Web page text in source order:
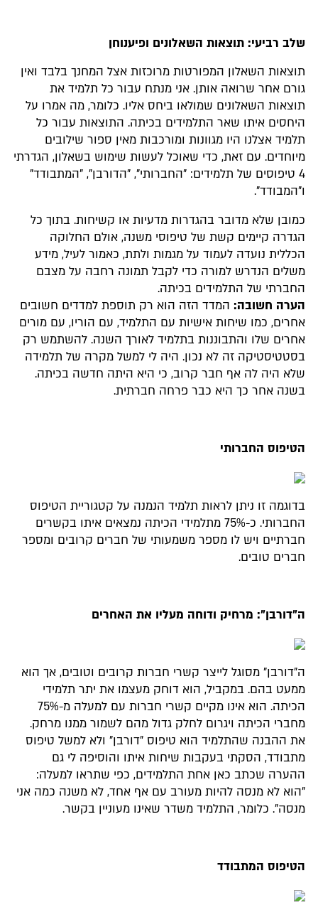
שלב רביעי: תוצאות השאלונים ופיענוחן
תוצאות השאלון המפורטות מרוכזות אצל המחנך בלבד ואין
גורם אחר שרואה אותן. אני מנתח עבור כל תלמיד את
תוצאות השאלונים שמולאו ביחס אליו. כלומר, מה אמרו על
היחסים איתו שאר התלמידים בכיתה. התוצאות עבור כל
תלמיד אצלנו היו מגוונות ומורכבות מאין ספור שילובים
מיוחדים. עם זאת, כדי שאוכל לעשות שימוש בשאלון, הגדרתי
4 טיפוסים של תלמידים: "החברותי", "הדורבן", "המתבודד"
ו"המבודד".
כמובן שלא מדובר בהגדרות מדעיות או קשיחות. בתוך כל
הגדרה קיימים קשת של טיפוסי משנה, אולם החלוקה
הכללית נועדה לעמוד על מגמות ולתת, כאמור לעיל, מידע
משלים הנדרש למורה כדי לקבל תמונה רחבה על מצבם
החברתי של התלמידים בכיתה.
הערה חשובה: המדד הזה הוא רק תוספת למדדים חשובים
אחרים, כמו שיחות אישיות עם התלמיד, עם הוריו, עם מורים
אחרים שלו והתבוננות בתלמיד לאורך השנה. להשתמש רק
בסטטיסטיקה זה לא נכון. היה לי למשל מקרה של תלמידה
שלא היה לה אף חבר קרוב, כי היא היתה חדשה בכיתה.
בשנה אחר כך היא כבר פרחה חברתית.
הטיפוס החברותי
בדוגמה זו ניתן לראות תלמיד הנמנה על קטגוריית הטיפוס
החברותי. כ-75% מתלמידי הכיתה נמצאים איתו בקשרים
חברתיים ויש לו מספר משמעותי של חברים קרובים ומספר
חברים טובים.
ה"דורבן": מרחיק ודוחה מעליו את האחרים
ה"דורבן" מסוגל לייצר קשרי חברות קרובים וטובים, אך הוא
ממעט בהם. במקביל, הוא דוחק מעצמו את יתר תלמידי
הכיתה. הוא אינו מקיים קשרי חברות עם למעלה מ-75%
מחברי הכיתה ויגרום לחלק גדול מהם לשמור ממנו מרחק.
את ההבנה שהתלמיד הוא טיפוס "דורבן" ולא למשל טיפוס
מתבודד, הסקתי בעקבות שיחות איתו והוסיפה לי גם
ההערה שכתב כאן אחת התלמידים, כפי שתראו למעלה:
"הוא לא מנסה להיות מעורב עם אף אחד, לא משנה כמה אני
מנסה". כלומר, התלמיד משדר שאינו מעוניין בקשר.
הטיפוס המתבודד